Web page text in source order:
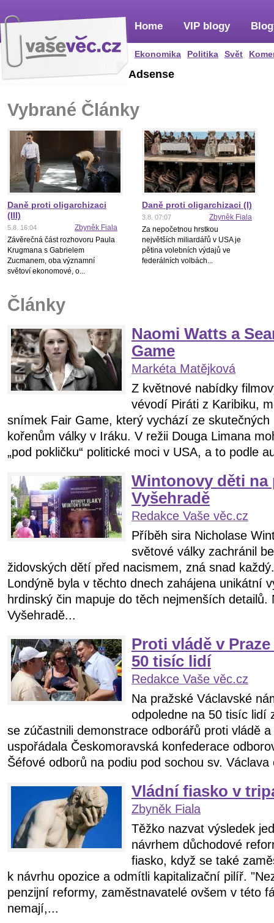
Home
Ekonomika Politika Svět
VIP blogy
Adsense
Vybrané Články
Daně proti oligarchizaci
(III)
5.8. 16:04
Zbyněk Fiala
Závěrečná část rozhovoru Paula
Krugmana s Gabrielem
Zucmanem, oba významní
světoví ekonomové, o...
Daně proti oligarchizaci (I)
3.8. 07:07
Zbyněk Fiala
Za nepočetnou hrstkou
největších miliardářů v USA je
pětina volebních výdajů ve
federálních volbách...
Články
Naomi Watts a
Game
Markéta Matějková
Z květnové nabídky
vévodí Piráti z Karibiku,
snímek Fair Game, který vychází ze
kořenům války v Iráku. V režii Douga Limana
„pod pokličku“ politické moci v USA, a to podle
Wintonovy děti na
Vyšehradě
Redakce Vaše věc.cz
Příběh sira Nicholase
světové války zachránil
židovských dětí před nacismem, zná snad
Londýně byla v těchto dnech zahájena unikátní
hrdinský čin mapuje do těch nejmenších detailů.
Vyšehradě...
Proti vládě v
50 tisíc lidí
Redakce Vaše věc.cz
Na pražské Václavské
odpoledne na 50 tisíc lidí
se zúčastnili demonstrace odborářů proti vládě
uspořádala Českomoravská konfederace
Šéfové odborů na podiu pod sochou sv.
Vládní fiasko v
Zbyněk Fiala
Těžko nazvat výsledek
návrhem důchodové
fiasko, když se také
k návrhu opozice a odmítli kapitalizační pilíř.
penzijní reformy, zaměstnavatelé ovšem v této
nemají,...